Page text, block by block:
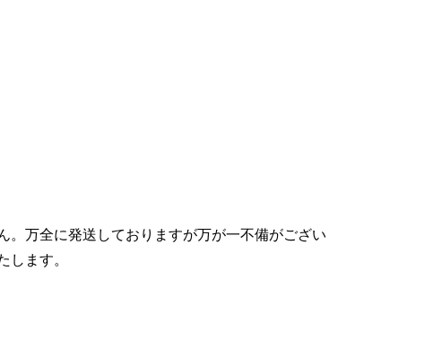
。万全に発送しておりますが万が一不備がござい
します。